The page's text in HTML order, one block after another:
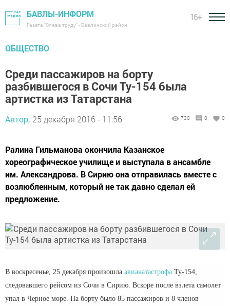
БАВЛЫ-ИНФОРМ
Газета "Слава труду" - Бавлинский район
16+
ОБЩЕСТВО
Среди пассажиров на борту
разбившегося в Сочи Ту-154 была
артистка из Татарстана
Автор, 25 декабря 2016 - 11:56 730 0 0
Ралина Гильманова окончила Казанское
хореографическое училище и выступала в ансамбле
им. Александрова. В Сирию она отправилась вместе с
возлюбленным, который не так давно сделал ей
предложение.
В воскресенье, 25 декабря произошла авиакатастрофа Ту-154,
следовавшего рейсом из Сочи в Сирию. Вскоре после взлета самолет
упал в Черное море. На борту было 85 пассажиров и 8 членов